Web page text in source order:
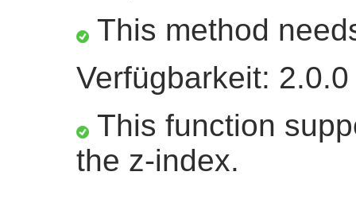
This method
Verfügbarkeit: 2.0.0
This function
the z-index.